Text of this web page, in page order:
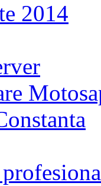
2014